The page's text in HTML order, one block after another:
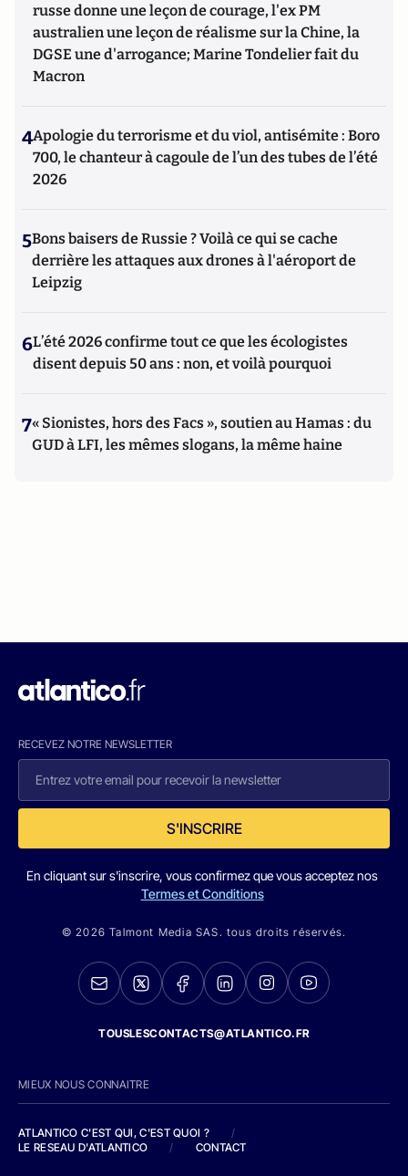
russe donne une leçon de courage, l'ex PM
australien une leçon de réalisme sur la Chine, la
DGSE une d'arrogance; Marine Tondelier fait du
Macron
4Apologie du terrorisme et du viol, antisémite : Boro
700, le chanteur à cagoule de l’un des tubes de l’été
2026
5Bons baisers de Russie ? Voilà ce qui se cache
derrière les attaques aux drones à l'aéroport de
Leipzig
6L’été 2026 confirme tout ce que les écologistes
disent depuis 50 ans : non, et voilà pourquoi
7« Sionistes, hors des Facs », soutien au Hamas : du
GUD à LFI, les mêmes slogans, la même haine
RECEVEZ NOTRE NEWSLETTER
S'INSCRIRE
En cliquant sur s'inscrire, vous confirmez que vous acceptez nos
Termes et Conditions
© 2026 Talmont Media SAS. tous droits réservés.
TOUSLESCONTACTS@ATLANTICO.FR
MIEUX NOUS CONNAITRE
ATLANTICO C'EST QUI, C'EST QUOI ?
/
LE RESEAU D'ATLANTICO
/ CONTACT